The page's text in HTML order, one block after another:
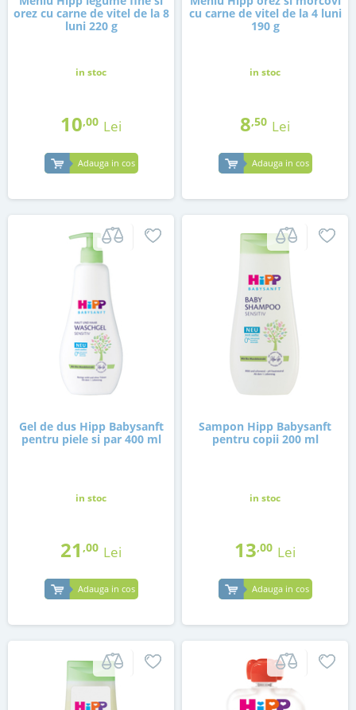
orez cu carne de vitel de la 8
luni 220 g
in stoc
10,00 Lei
Adauga in cos
cu carne de vitel de la 4 luni
190 g
in stoc
8,50 Lei
Adauga in cos
Gel de dus Hipp Babysanft
pentru piele si par 400 ml
in stoc
21 ,00 Lei
Adauga in cos
Sampon Hipp Babysanft
pentru copii 200 ml
in stoc
13,00 Lei
Adauga in cos